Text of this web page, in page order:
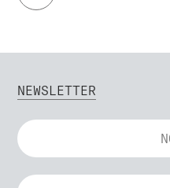
NEWSLETTER